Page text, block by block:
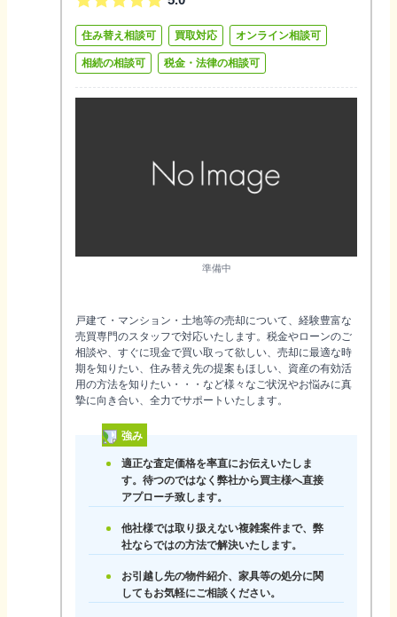
住み替え相談可 買取対応 オンライン相談可
相続の相談可 税金・法律の相談可
準備中
戸建て・マンション・土地等の売却について、経験豊富な
売買専門のスタッフで対応いたします。税金やローンのご
相談や、すぐに現金で買い取って欲しい、売却に最適な時
期を知りたい、住み替え先の提案もほしい、資産の有効活
用の方法を知りたい・・・など様々なご状況やお悩みに真
摯に向き合い、全力でサポートいたします。
強み
適正な査定価格を率直にお伝えいたしま
す。待つのではなく弊社から買主様へ直接
アプローチ致します。
他社様では取り扱えない複雑案件まで、弊
社ならではの方法で解決いたします。
お引越し先の物件紹介、家具等の処分に関
してもお気軽にご相談ください。